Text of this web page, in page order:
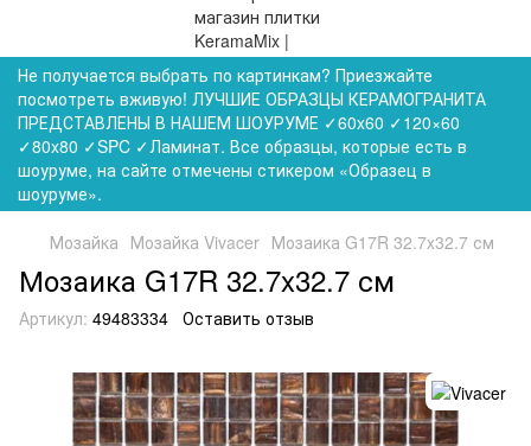
Не получается выбрать по картинкам? Приезжайте
посмотреть вживую! ЛУЧШИЕ ОБРАЗЦЫ КЕРАМОГРАНИТА
ПРЕДСТАВЛЕНЫ В НАШЕМ ШОУРУМЕ ✓60x60 ✓120×60
✓80x80 ✓SPC ✓Ламинат. Все образцы, которые есть в
шоуруме, на сайте отмечены стикером «Образец в
шоуруме».
Мозайка Мозайка Vivacer Мозаика G17R 32.7x32.7 см
Мозаика G17R 32.7x32.7 см
Артикул: 49483334 Оставить отзыв